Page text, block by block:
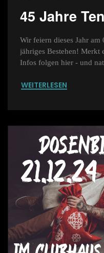
45 Jahre
Wir feiern dieses Jahr
jähriges Bestehen! Merkt
Infos folgen hier - und
WEITERLESEN